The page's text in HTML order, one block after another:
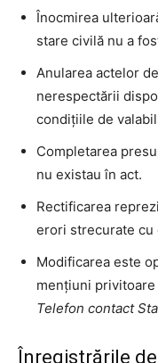
Înocmirea
stare civilă nu a
Anularea actelor
nerespectării
condițiile de
Completarea
nu existau în act.
Rectificarea
erori strecurate cu
Modificarea este
mențiuni
Telefon contact
Înregistrările